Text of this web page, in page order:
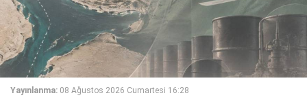
Yayınlanma: 08 Ağustos 2026 Cumartesi 16:28